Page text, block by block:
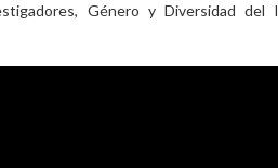
Género y Diversidad del